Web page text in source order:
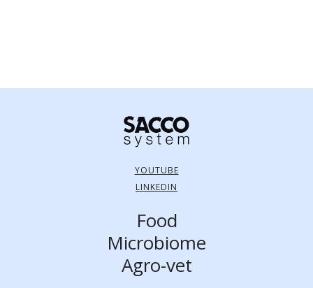
YOUTUBE
LINKEDIN
Food
Microbiome
Agro-vet